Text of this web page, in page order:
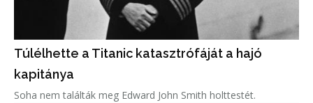
Túlélhette a Titanic katasztrófáját a hajó
kapitánya
Soha nem találták meg Edward John Smith holttestét.